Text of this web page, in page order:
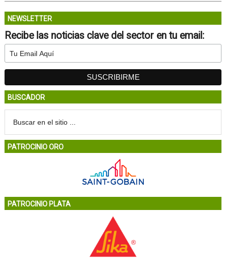
NEWSLETTER
Recibe las noticias clave del sector en tu email:
BUSCADOR
PATROCINIO ORO
PATROCINIO PLATA